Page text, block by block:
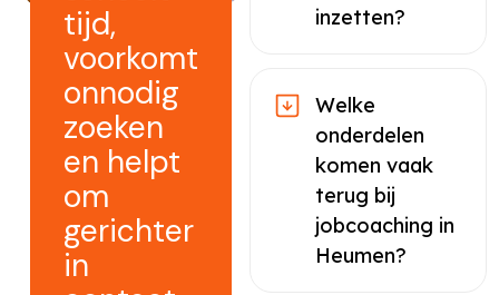
tijd,
voorkomt
onnodig
zoeken
en helpt
om
gerichter
in
inzetten?
Welke
onderdelen
komen vaak
terug bij
jobcoaching in
Heumen?